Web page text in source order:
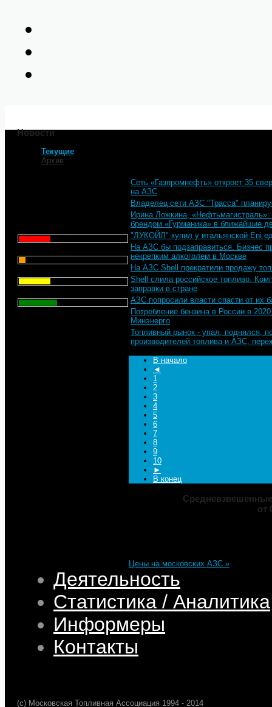
Новости
Текущие
Архив
Сеть «Газпромнефть» откроет 35
на АЗC
Владелец сети АЗС "Трасса"
Ирина Ложкина,
брендом «Гурманика» в ближайшие
"ЛУКОЙЛ" купил у итальянской Eni
На АЗС бы подзаправиться. Бизнес
некрепким алкоголем в Москве
На АЗС Shell прекратили продажу
Shell слила российское топливо.
заправки в стране
АЗС попросили власти спасти от их
Потребление бензина в России в
Минэнерго
Топливный рынок - упал, поднялся,
производителей топлива и АЗС,
В начало
◄
1
2
3
4
5
6
7
8
9
10
►
В конец
от
Цены на московских АЗС »
Деятельность
Статистика / Аналитика
Информеры
Контакты
(c) Московская Топливная Ассоциация 1994 - 2014